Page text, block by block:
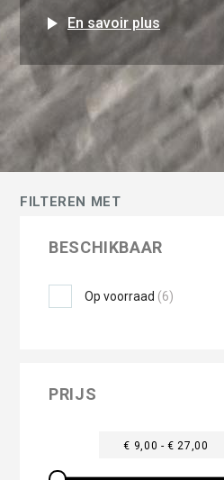
play_arrow En savoir plus
FILTEREN MET
BESCHIKBAAR
Op voorraad (6)
PRIJS
€ 9,00 - € 27,00